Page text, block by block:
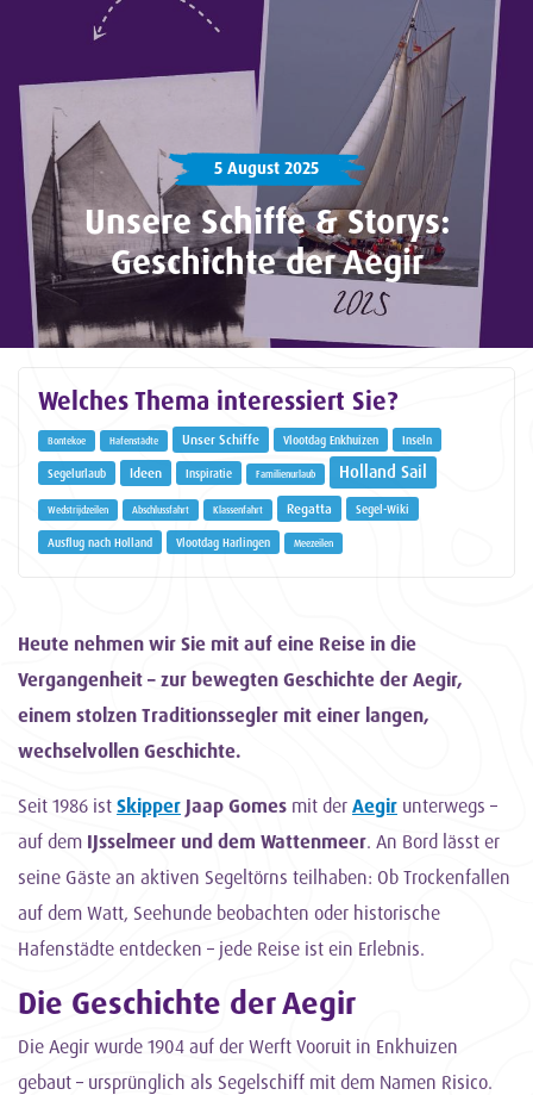
5 August 2025
Unsere Schiffe & Storys:
Geschichte der Aegir
Welches Thema interessiert Sie?
Bontekoe Hafenstädte Unser Schiffe Vlootdag Enkhuizen Inseln
Segelurlaub Ideen Inspiratie Familienurlaub Holland Sail
Wedstrijdzeilen Abschlussfahrt Klassenfahrt Regatta Segel-Wiki
Ausflug nach Holland Vlootdag Harlingen Meezeilen
Heute nehmen wir Sie mit auf eine Reise in die
Vergangenheit – zur bewegten Geschichte der Aegir,
einem stolzen Traditionssegler mit einer langen,
wechselvollen Geschichte.
Seit 1986 ist Skipper Jaap Gomes mit der Aegir unterwegs –
auf dem IJsselmeer und dem Wattenmeer. An Bord lässt er
seine Gäste an aktiven Segeltörns teilhaben: Ob Trockenfallen
auf dem Watt, Seehunde beobachten oder historische
Hafenstädte entdecken – jede Reise ist ein Erlebnis.
Die Geschichte der Aegir
Die Aegir wurde 1904 auf der Werft Vooruit in Enkhuizen
gebaut – ursprünglich als Segelschiff mit dem Namen Risico.